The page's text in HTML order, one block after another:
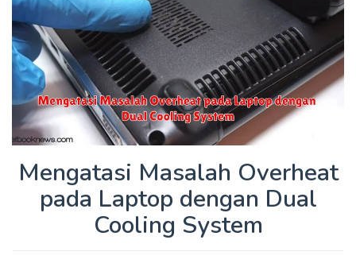
Mengatasi Masalah Overheat
pada Laptop dengan Dual
Cooling System